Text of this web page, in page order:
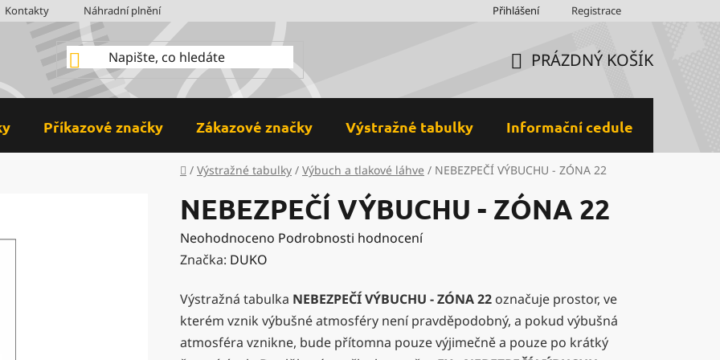
Kontakty Náhradní plnění Ochrana osobních údajů a GDPR
Přihlášení Registrace
KOŠÍK
PRÁZDNÝ KOŠÍK
Příkazové značky Zákazové značky Výstražné tabulky Informační cedule
Domů
/ Výstražné tabulky / Výbuch a tlakové láhve / NEBEZPEČÍ VÝBUCHU - ZÓNA 22
NEBEZPEČÍ VÝBUCHU - ZÓNA 22
Průměrné
hodnocení
je
0,0
z
Neohodnoceno Podrobnosti hodnocení
Značka: DUKO
Výstražná tabulka NEBEZPEČÍ VÝBUCHU - ZÓNA 22 označuje prostor, ve
kterém vznik výbušné atmosféry není pravděpodobný, a pokud výbušná
atmosféra vznikne, bude přítomna pouze výjimečně a pouze po krátký